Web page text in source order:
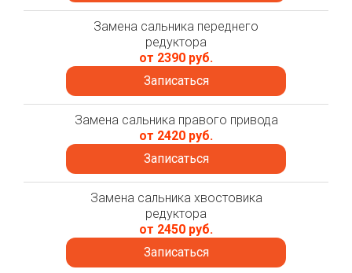
Замена сальника переднего
редуктора
от 2390 руб.
Записаться
Замена сальника правого привода
от 2420 руб.
Записаться
Замена сальника хвостовика
редуктора
от 2450 руб.
Записаться